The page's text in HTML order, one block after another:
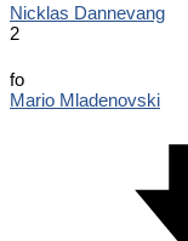
Nicklas Dannevang
2
fo
Mario Mladenovski